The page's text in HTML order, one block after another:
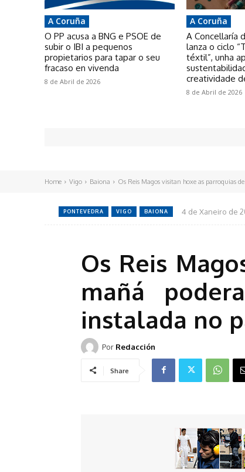
A Coruña
O PP acusa a BNG e PSOE de
subir o IBI a pequenos
propietarios para tapar o seu
fracaso en vivenda
8 de Abril de 2026
A Coruña
A Concellaría
lanza o ciclo
téxtil”, unha
creatividade
8 de Abril de 2026